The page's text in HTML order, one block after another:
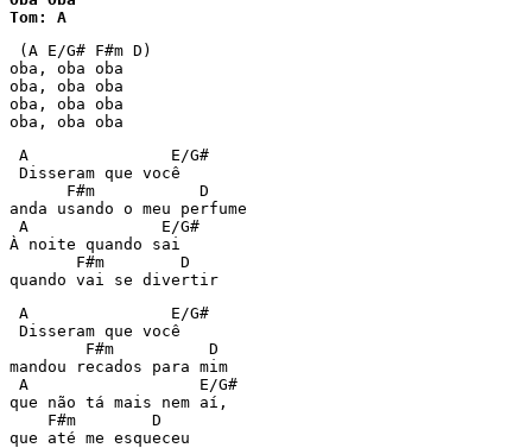
Tom: A
(A E/G# F#m D)
oba, oba oba
oba, oba oba
oba, oba oba
oba, oba oba
A               E/G#
Disseram que você
      F#m           D
anda usando o meu perfume
A              E/G#
À noite quando sai
       F#m        D
quando vai se divertir
A               E/G#
Disseram que você
        F#m          D
mandou recados para mim
A                  E/G#
que não tá mais nem aí,
    F#m        D
que até me esqueceu